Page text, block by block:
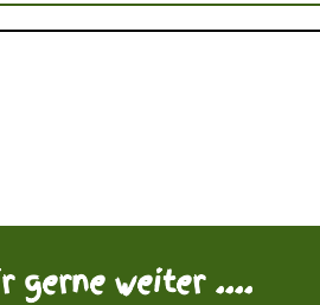
gerne weiter ....